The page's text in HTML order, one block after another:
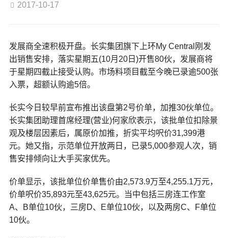
2017-10-17
发展商全速积极开盘。长实集团旗下上环My Central刚发
出销售安排，落实星期五(10月20日)开售80伙，发展商将
于星期四截止接受认购。市场料项目截至今晚已录逾500张
入票，超额认购逾5倍。
长实今日较早前宣布推出该盘第2号价单，加推30伙单位。
长实集团助理首席经理(营业)何家欣表示，该批单位扣除景
观及楼层因素后，属原价加推，折实平均呎价31,399港
元。她又指，示范单位开放两日，已录5,000参观人次，销
售安排倾向让大手买家优先。
价单显示，该批单位价单售价由2,573.9万至4,255.1万元，
价单呎价35,893元至43,625元。当中包括三房连工作室
A、B单位10伙，三房D、E单位10伙，以及两房C、F单位
10伙。